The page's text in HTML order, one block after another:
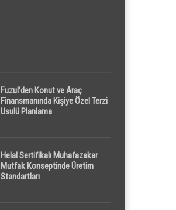
Fuzul’den Konut ve Araç
Finansmanında Kişiye Özel Terzi
Usulü Planlama
Helal Sertifikalı Muhafazakar
Mutfak Konseptinde Üretim
Standartları